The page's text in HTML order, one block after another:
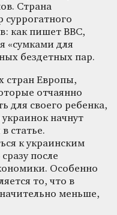
Страна
суррогатного
как пишет ВВС,
«сумками для
бездетных пар.
стран Европы,
отчаянно
для своего ребенка,
начнут
статье.
к украинским
после
Особенно
то, что в
меньше,